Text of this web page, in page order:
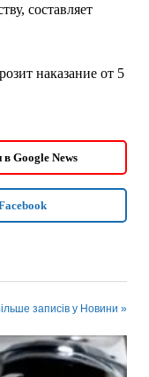
составляет
наказание от 5
Google News
записів у Новини »